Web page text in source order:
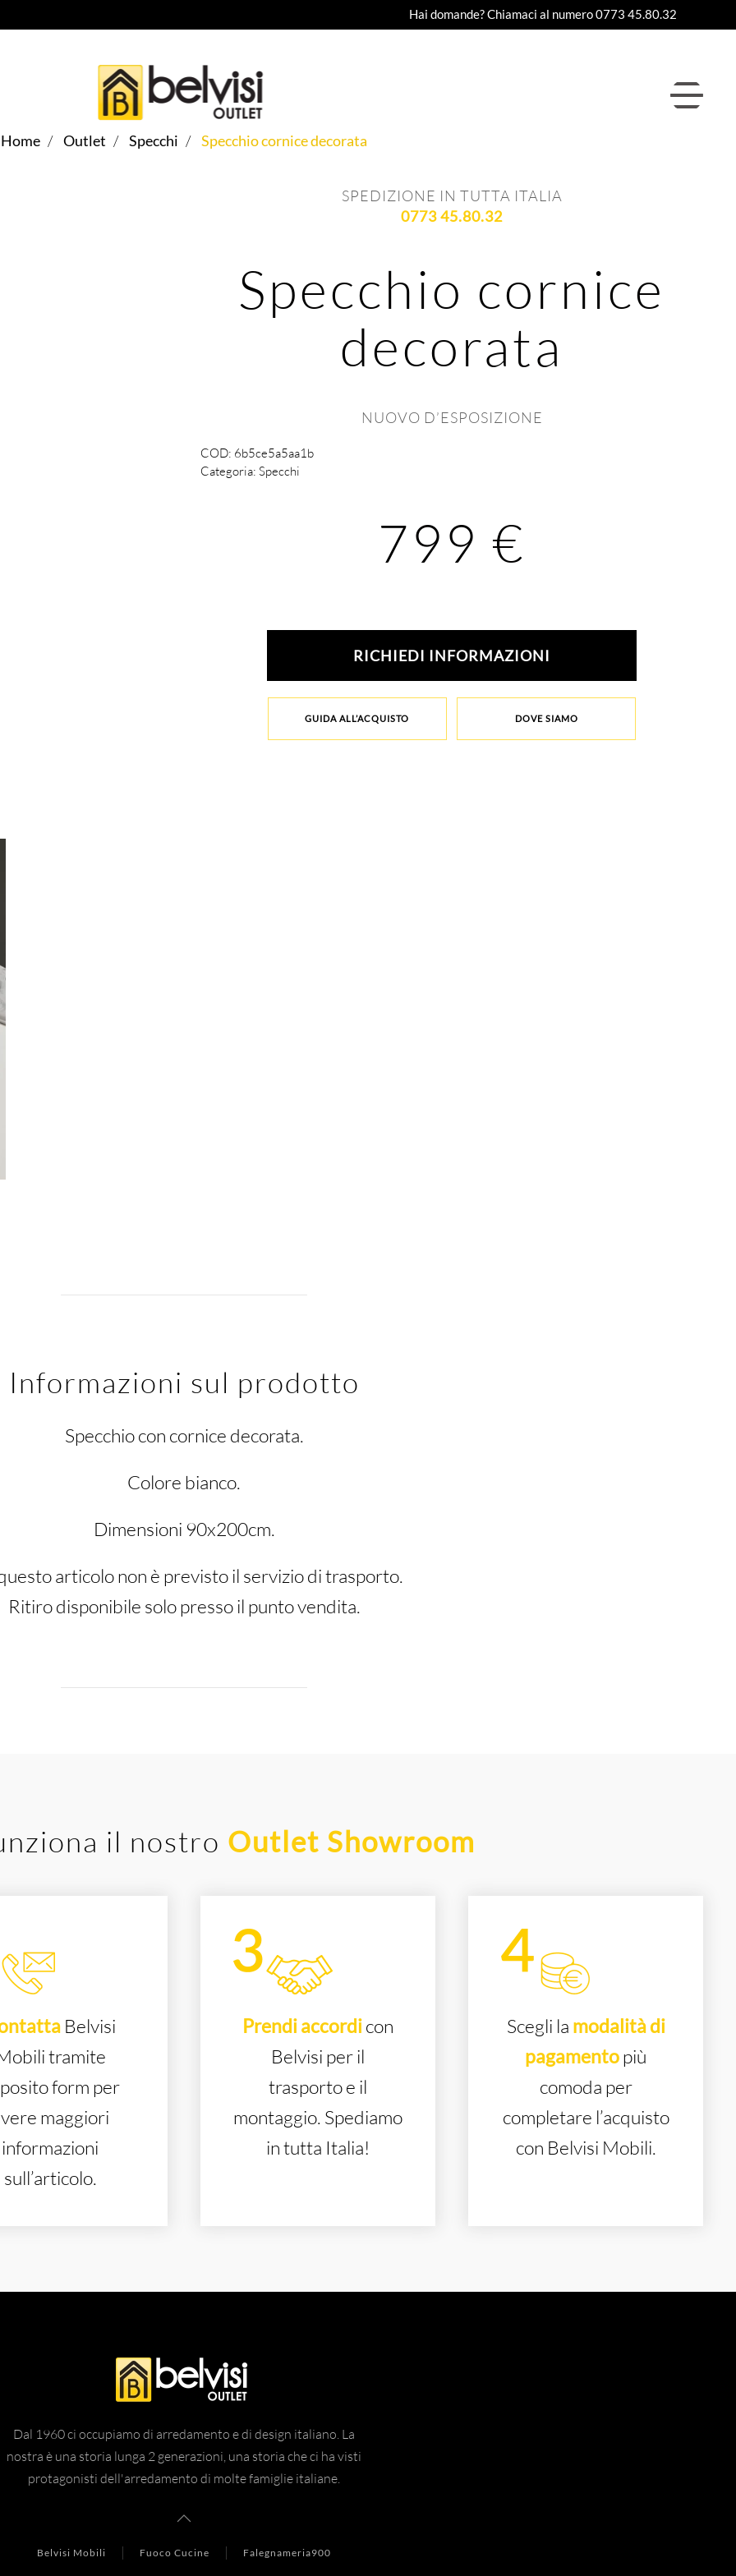
Hai domande? Chiamaci al numero 0773 45.80.32
Home Outlet Specchi Specchio cornice decorata
SPEDIZIONE IN TUTTA ITALIA
0773 45.80.32
Specchio cornice
decorata
NUOVO D’ESPOSIZIONE
COD: 6b5ce5a5aa1b
Categoria: Specchi
799 €
RICHIEDI INFORMAZIONI
GUIDA ALL’ACQUISTO DOVE SIAMO
Informazioni sul prodotto
Specchio con cornice decorata.
Colore bianco.
Dimensioni 90x200cm.
articolo non è previsto il servizio di trasporto.
Ritiro disponibile solo presso il punto vendita.
il nostro Outlet Showroom
Belvisi
tramite
form per
maggiori
informazioni
sull’articolo.
Prendi accordicon
Belvisi per il
trasporto e il
montaggio. Spediamo
in tutta Italia!
Scegli la modalità di
pagamentopiù
comoda per
completare l’acquisto
con Belvisi Mobili.
Dal 1960 ci occupiamo di arredamento e di design italiano. La
nostra è una storia lunga 2 generazioni, una storia che ci ha visti
protagonisti dell'arredamento di molte famiglie italiane.
Belvisi Mobili Fuoco Cucine Falegnameria900